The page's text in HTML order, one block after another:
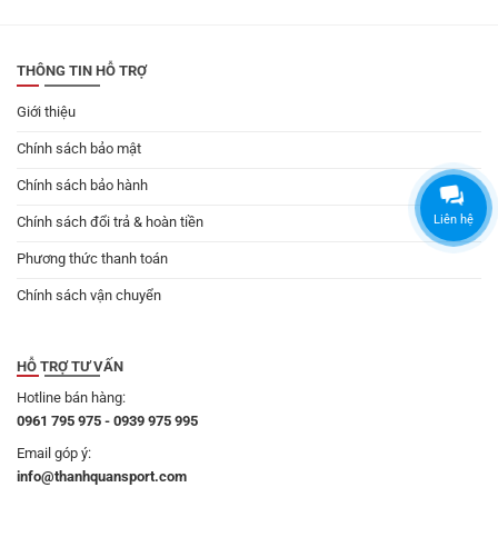
THÔNG TIN HỖ TRỢ
Giới thiệu
Chính sách bảo mật
Chính sách bảo hành
Chính sách đổi trả & hoàn tiền
Phương thức thanh toán
Chính sách vận chuyển
HỖ TRỢ TƯ VẤN
Hotline bán hàng:
0961 795 975 - 0939 975 995
Email góp ý:
info@thanhquansport.com
Liên hệ